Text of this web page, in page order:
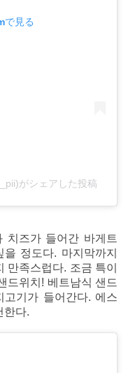
で見る
がシェアした投稿
치즈가 들어간 바게트
정도다. 마지막까지
만족스럽다. 조금 특이
드위치! 베트남식 샌드
고기가 들어간다. 에스
한다.